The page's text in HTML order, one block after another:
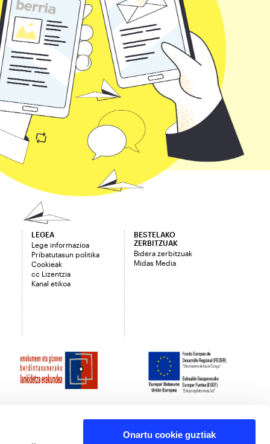
Onartu cookie guztiak
LEGEA
Lege informazioa
Pribatutasun politika
Cookieak
cc Lizentzia
Kanal etikoa
BESTELAKO
ZERBITZUAK
Bidera zerbitzuak
Midas Media